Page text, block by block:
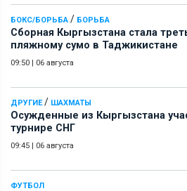
БОКС/БОРЬБА / БОРЬБА
Сборная Кыргызстана стала
пляжному сумо в Таджикистане
09:50 | 06 августа
ДРУГИЕ/ ШАХМАТЫ
Осужденные из Кыргызстана
турнире СНГ
09:45 | 06 августа
ФУТБОЛ